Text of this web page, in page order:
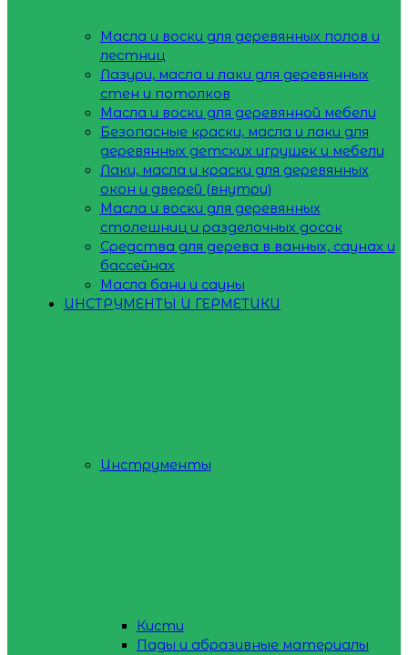
Масла и воски для деревянных полов и
лестниц
Лазури, масла и лаки для деревянных
стен и потолков
Масла и воски для деревянной мебели
Безопасные краски, масла и лаки для
деревянных детских игрушек и мебели
Лаки, масла и краски для деревянных
окон и дверей (внутри)
Масла и воски для деревянных
столешниц и разделочных досок
Средства для дерева в ванных, саунах и
бассейнах
Масла бани и сауны
ИНСТРУМЕНТЫ И ГЕРМЕТИКИ
Инструменты
Кисти
Пады и абразивные материалы